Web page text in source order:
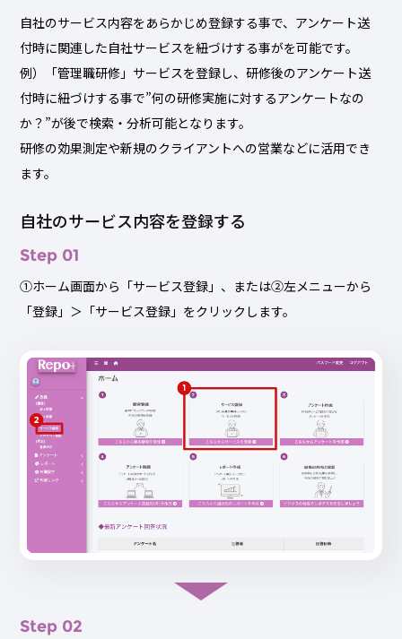
自社のサービス内容をあらかじめ登録する事で、アンケート送
付時に関連した自社サービスを紐づけする事がを可能です。
例）「管理職研修」サービスを登録し、研修後のアンケート送
付時に紐づけする事で”何の研修実施に対するアンケートなの
か？”が後で検索・分析可能となります。
研修の効果測定や新規のクライアントへの営業などに活用でき
ます。
自社のサービス内容を登録する
Step 01
①ホーム画面から「サービス登録」、または②左メニューから
「登録」＞「サービス登録」をクリックします。
Step 02